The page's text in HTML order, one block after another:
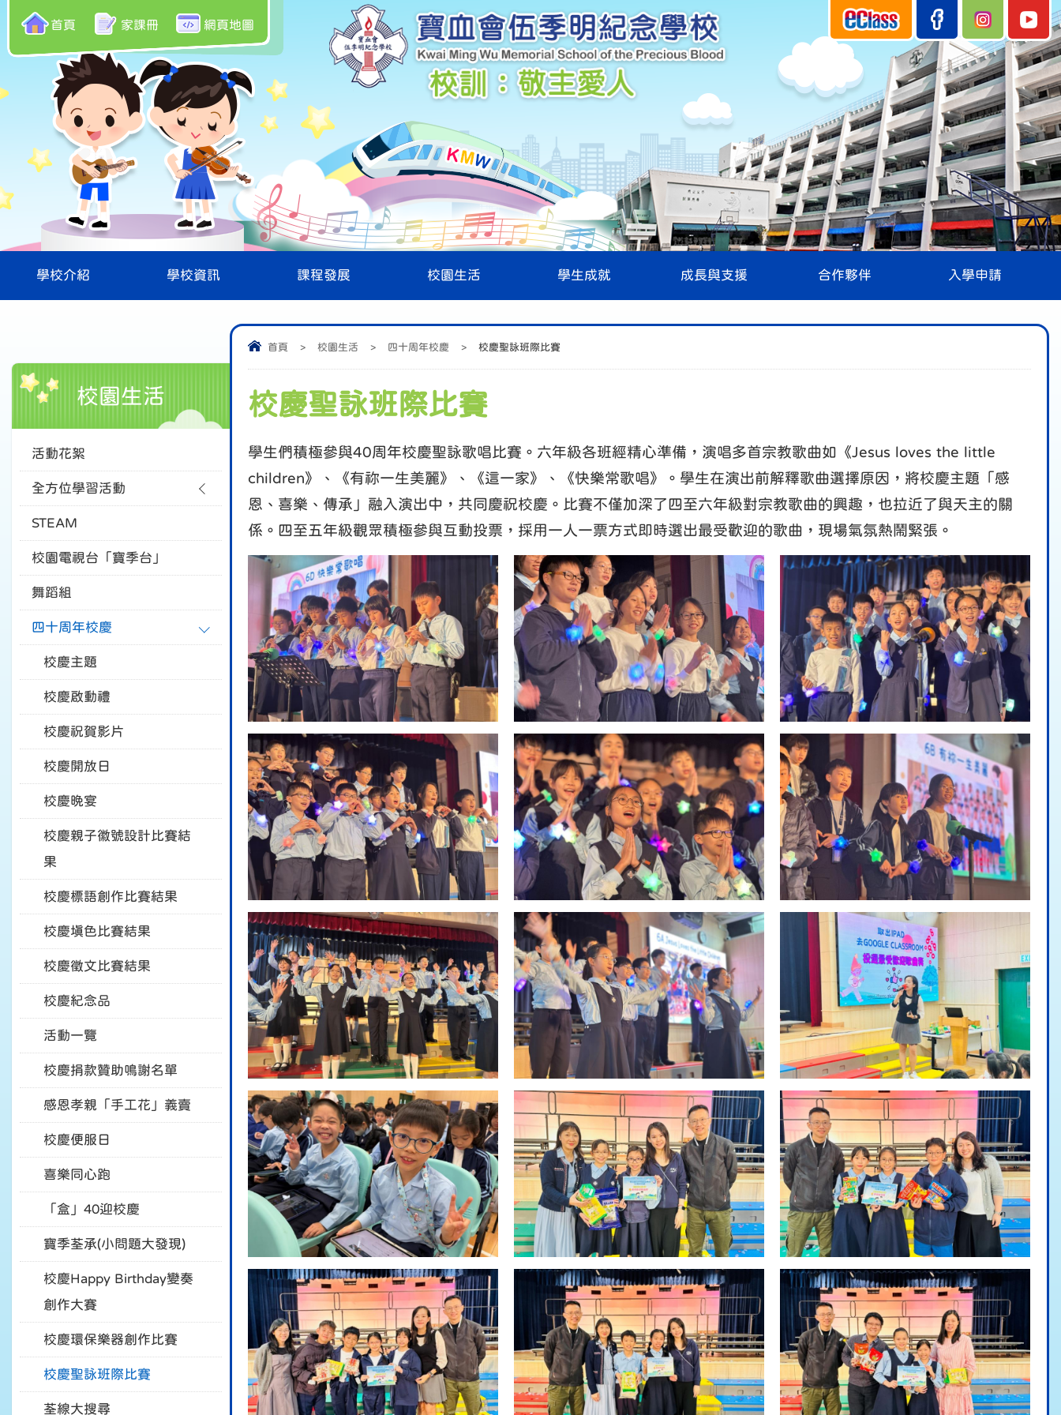
首頁 家課冊 網頁地圖
學校介紹 學校資訊 課程發展 校園生活 學生成就 成長與支援 合作夥伴 入學申請
首頁 > 校園生活 > 四十周年校慶 > 校慶聖詠班際比賽
校慶聖詠班際比賽
學生們積極參與40周年校慶聖詠歌唱比賽。六年級各班經精心準備，演唱多首宗教歌曲如《Jesus loves the little
children》、《有祢一生美麗》、《這一家》、《快樂常歌唱》。學生在演出前解釋歌曲選擇原因，將校慶主題「感
恩、喜樂、傳承」融入演出中，共同慶祝校慶。比賽不僅加深了四至六年級對宗教歌曲的興趣，也拉近了與天主的關
係。四至五年級觀眾積極參與互動投票，採用一人一票方式即時選出最受歡迎的歌曲，現場氣氛熱鬧緊張。
校園生活
活動花絮
全方位學習活動
STEAM
校園電視台「寶季台」
舞蹈組
四十周年校慶
校慶主題
校慶啟動禮
校慶祝賀影片
校慶開放日
校慶晚宴
校慶親子徽號設計比賽結
果
校慶標語創作比賽結果
校慶填色比賽結果
校慶徵文比賽結果
校慶紀念品
活動一覽
校慶捐款贊助鳴謝名單
感恩孝親「手工花」義賣
校慶便服日
喜樂同心跑
「盒」40迎校慶
寶季荃承(小問題大發現)
校慶Happy Birthday變奏
創作大賽
校慶環保樂器創作比賽
校慶聖詠班際比賽
荃線大搜尋